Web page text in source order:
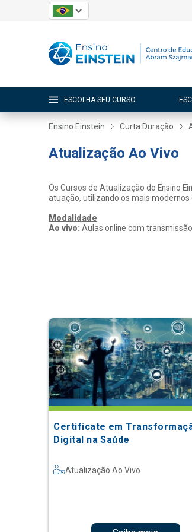
ESCOLHA SEU CURSO
Ensino Einstein Curta Duração
Atualização Ao Vivo
Os Cursos de Atualização do Ensino
atuação, utilizando os mais
Modalidade
Ao vivo:Aulas online com
Certificate em
Digital na Saúde
Atualização Ao Vivo